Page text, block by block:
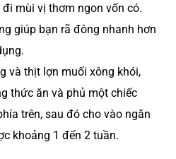
mùi vị thơm ngon vốn có.
giúp bạn rã đông nhanh hơn
và thịt lợn muối xông khói,
thức ăn và phủ một chiếc
trên, sau đó cho vào ngăn
khoảng 1 đến 2 tuần.